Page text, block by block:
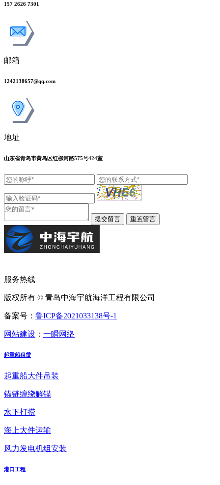
157 2626 7301
邮箱
1242138657@qq.com
地址
山东省青岛市黄岛区红柳河路575号424室
服务热线
版权所有 © 青岛中海宇航海洋工程有限公司
备案号： 鲁ICP备2021033138号-1
网站建设 ： 一瞬网络
起重船租赁
起重船大件吊装
锚链缠绕解锚
水下打捞
海上大件运输
风力发电机组安装
港口工程